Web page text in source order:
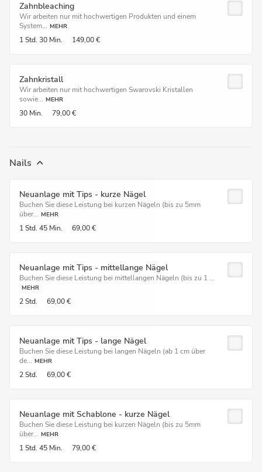
Zahnbleaching
Wir arbeiten nur mit hochwertigen Produkten und einem
System... MEHR
1 Std. 30 Min. 149,00 €
Zahnkristall
Wir arbeiten nur mit hochwertigen Swarovski Kristallen
sowie... MEHR
30 Min. 79,00 €
Nails
Neuanlage mit Tips - kurze Nägel
Buchen Sie diese Leistung bei kurzen Nägeln (bis zu 5mm
über... MEHR
1 Std. 45 Min. 69,00 €
Neuanlage mit Tips - mittellange Nägel
Buchen Sie diese Leistung bei mittellangen Nägeln (bis zu 1 ...
MEHR
2 Std. 69,00 €
Neuanlage mit Tips - lange Nägel
Buchen Sie diese Leistung bei langen Nägeln (ab 1 cm über
de... MEHR
2 Std. 69,00 €
Neuanlage mit Schablone - kurze Nägel
Buchen Sie diese Leistung bei kurzen Nägeln (bis zu 5mm
über... MEHR
1 Std. 45 Min. 79,00 €